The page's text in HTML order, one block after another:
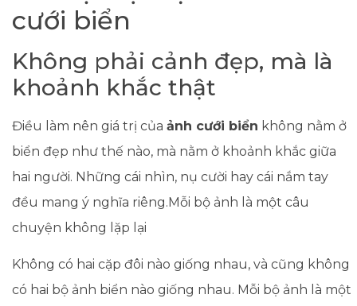
cưới biển
Không phải cảnh đẹp, mà là
khoảnh khắc thật
Điều làm nên giá trị của ảnh cưới biển không nằm ở
biển đẹp như thế nào, mà nằm ở khoảnh khắc giữa
hai người. Những cái nhìn, nụ cười hay cái nắm tay
đều mang ý nghĩa riêng.Mỗi bộ ảnh là một câu
chuyện không lặp lại
Không có hai cặp đôi nào giống nhau, và cũng không
có hai bộ ảnh biển nào giống nhau. Mỗi bộ ảnh là một